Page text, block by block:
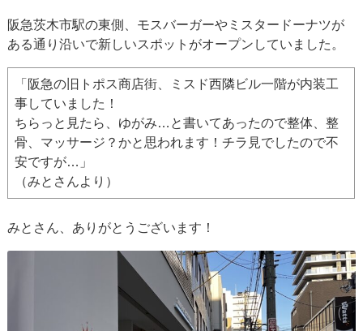
阪急茨木市駅の東側、モスバーガーやミスタードーナツが
ある通り沿いで新しいスポットがオープンしていました。
「阪急の旧トポス商店街、ミスド西隣ビル一階が内装工
事していました！
ちらっと見たら、ゆがみ…と書いてあったので整体、整
骨、マッサージ？かと思われます！チラ見でしたので不
安ですが…」
（みとさんより）
みとさん、ありがとうございます！